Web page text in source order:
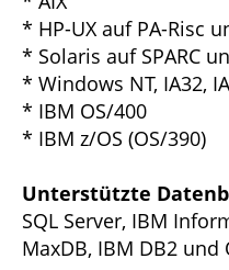
* HP-UX auf PA-Risc
* Solaris auf SPARC
* Windows NT, IA32,
* IBM OS/400
* IBM z/OS (OS/390)
Unterstützte
SQL Server, IBM
MaxDB, IBM DB2 und